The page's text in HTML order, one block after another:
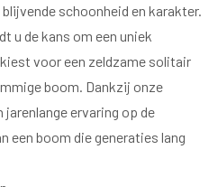
schoonheid en karakter.
u de kans om een uniek
voor een zeldzame solitair
boom. Dankzij onze
ervaring op de
een boom die generaties lang